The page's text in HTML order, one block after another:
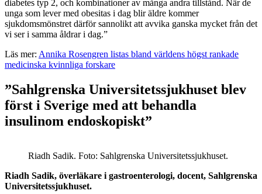
diabetes typ 2, och kombinationer av många andra tillstånd. När de
unga som lever med obesitas i dag blir äldre kommer
sjukdomsmönstret därför sannolikt att avvika ganska mycket från det
vi ser i samma åldrar i dag.”
Läs mer: Annika Rosengren listas bland världens högst rankade
medicinska kvinnliga forskare
”Sahlgrenska Universitetssjukhuset blev
först i Sverige med att behandla
insulinom endoskopiskt”
Riadh Sadik. Foto: Sahlgrenska Universitetssjukhuset.
Riadh Sadik, överläkare i gastroenterologi, docent, Sahlgrenska
Universitetssjukhuset.